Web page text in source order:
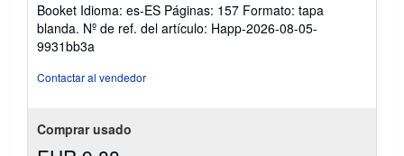
Booket Idioma: es-ES Páginas: 157 Formato: tapa
blanda. Nº de ref. del artículo: Happ-2026-08-05-
9931bb3a
Contactar al vendedor
Comprar usado